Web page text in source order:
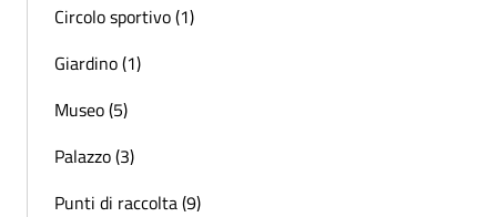
Circolo sportivo (1)
Giardino (1)
Museo (5)
Palazzo (3)
Punti di raccolta (9)